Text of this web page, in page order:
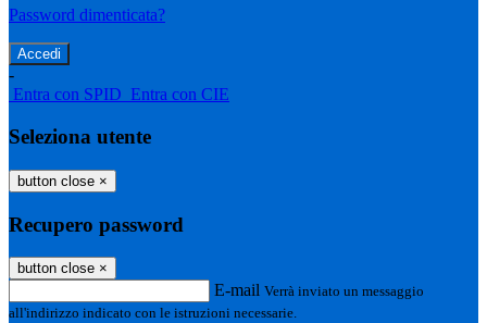
Password dimenticata?
-
Entra con SPID Entra con CIE
Seleziona utente
button close ×
Recupero password
button close ×
E-mail Verrà inviato un messaggio
all'indirizzo indicato con le istruzioni necessarie.